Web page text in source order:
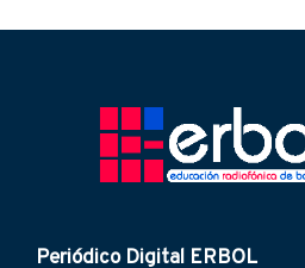
Periódico Digital ERBOL